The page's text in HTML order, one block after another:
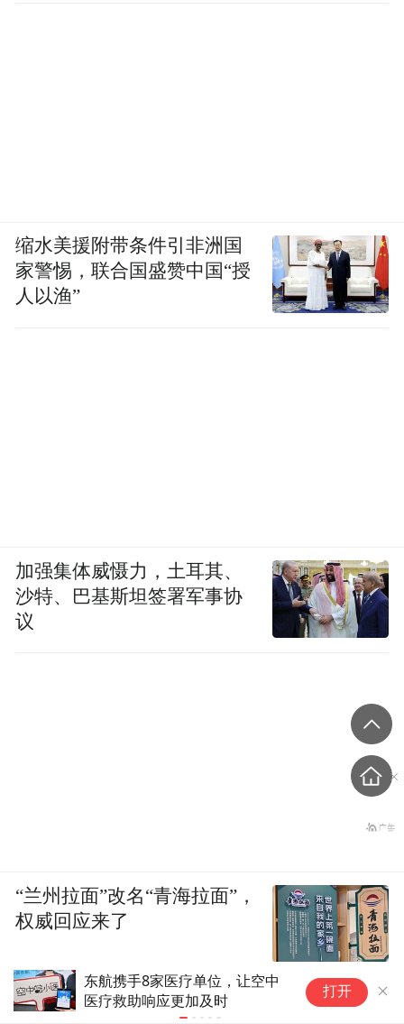
东航携手8家医疗单位，让空中
医疗救助响应更加及时
打开
缩水美援附带条件引非洲国
家警惕，联合国盛赞中国“授
人以渔”
加强集体威慑力，土耳其、
沙特、巴基斯坦签署军事协
议
“兰州拉面”改名“青海拉面”，
权威回应来了